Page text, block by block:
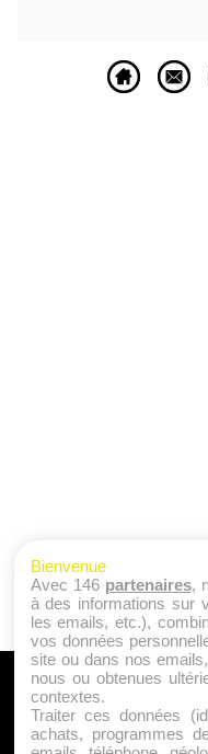
Bienvenue
Avec 146 partenaires,
à des informations sur
les emails, etc.),
vos données
site ou dans nos
nous ou obtenues
contextes.
Traiter ces données
achats, programmes